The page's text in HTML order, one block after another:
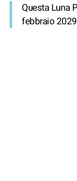
Questa Luna
febbraio